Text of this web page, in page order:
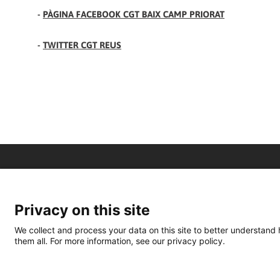
- PÀGINA FACEBOOK CGT BAIX CAMP PRIORAT
- TWITTER CGT REUS
Privacy on this site
We collect and process your data on this site to better
them all. For more information, see our privacy policy.